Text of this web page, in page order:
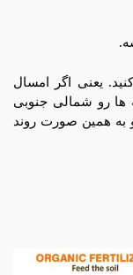
یعنی اگر امسال
2 سال بعد، چاله ها رو شمالی جنوبی
و به همین صورت روند